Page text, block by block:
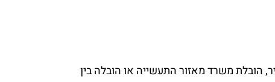
הובלת משרד מאזור התעשייה או הובלה בין